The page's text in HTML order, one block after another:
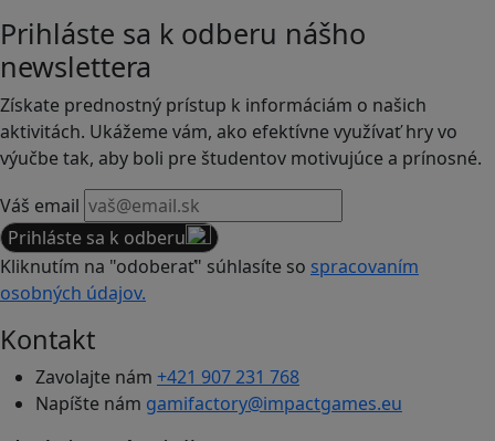
Prihláste sa k odberu nášho
newslettera
Získate prednostný prístup k informáciám o našich
aktivitách. Ukážeme vám, ako efektívne využívať hry vo
výučbe tak, aby boli pre študentov motivujúce a prínosné.
Váš email
Prihláste sa k odberu
Kliknutím na "odoberať" súhlasíte so spracovaním
osobných údajov.
Kontakt
Zavolajte nám +421 907 231 768
Napíšte nám gamifactory@impactgames.eu